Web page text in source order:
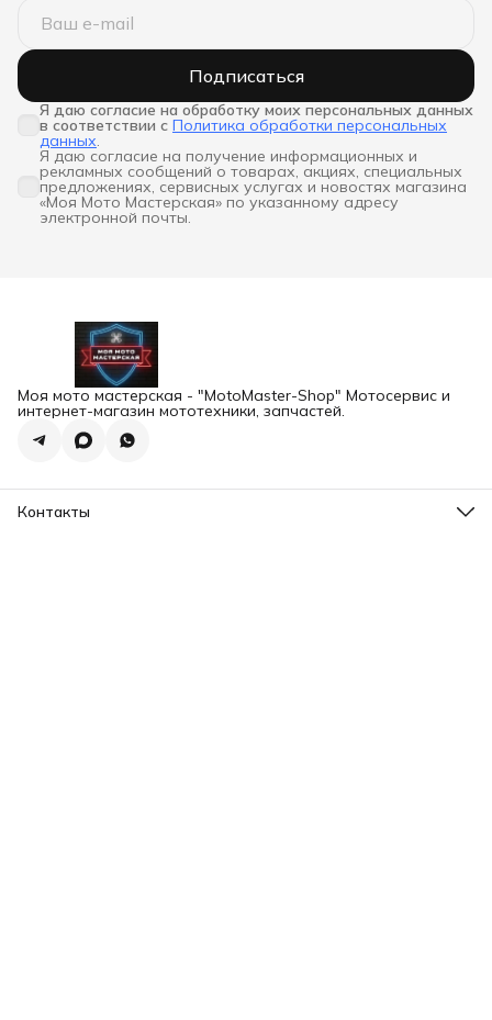
Подписаться
Я даю согласие на обработку моих персональных данных
в соответствии с Политика обработки персональных
данных
Я даю согласие на получение информационных и
рекламных сообщений о товарах, акциях, специальных
предложениях, сервисных услугах и новостях магазина
«Моя Мото Мастерская» по указанному адресу
электронной почты.
Моя мото мастерская - "MotoMaster-Shop" Мотосервис и
интернет-магазин мототехники, запчастей.
Контакты